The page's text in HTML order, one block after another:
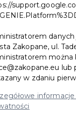
NA
𝟭𝟲.𝟬𝟬spotkamy się
dni w roku
Zakopane, ul.
można
lub
w zdaniu